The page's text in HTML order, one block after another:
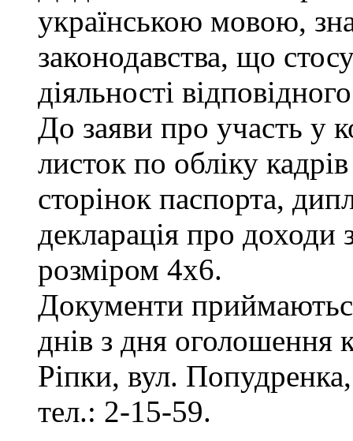
українською мовою,
законодавства, що
діяльності
До заяви про участь у
листок по обліку
сторінок паспорта,
декларація про доходи
розміром 4х6.
Документи
днів з дня оголошення
Ріпки, вул.
тел.: 2-15-59.